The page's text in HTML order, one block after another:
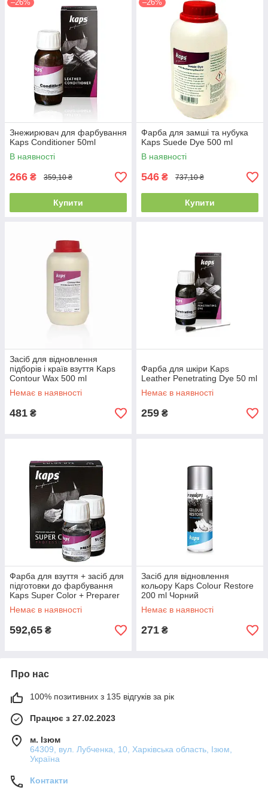
–26%
Знежирювач для фарбування
Kaps Conditioner 50ml
В наявності
266 ₴ 359,10 ₴
Купити
–26%
Фарба для замші та нубука
Kaps Suede Dye 500 ml
В наявності
546 ₴ 737,10 ₴
Купити
Засіб для відновлення
підборів і країв взуття Kaps
Contour Wax 500 ml
Немає в наявності
481 ₴
Фарба для шкіри Kaps
Leather Penetrating Dye 50 ml
Немає в наявності
259 ₴
Фарба для взуття + засіб для
підготовки до фарбування
Kaps Super Color + Preparer
25 ml
Немає в наявності
592,65 ₴
Засіб для відновлення
кольору Kaps Colour Restore
200 ml Чорний
Немає в наявності
271 ₴
Про нас
100% позитивних з 135 відгуків за рік
Працює з 27.02.2023
м. Ізюм
64309, вул. Лубченка, 10, Харківська область, Ізюм,
Україна
Контакти